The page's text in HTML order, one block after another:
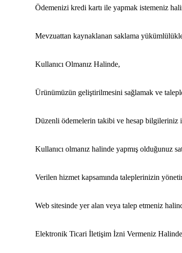
Ödemenizi kredi kartı ile yapmak istemeniz
Mevzuattan kaynaklanan saklama
Kullanıcı Olmanız Halinde,
Ürünümüzün geliştirilmesini sağlamak ve
Düzenli ödemelerin takibi ve hesap bilgileriniz
Kullanıcı olmanız halinde yapmış olduğunuz
Verilen hizmet kapsamında taleplerinizin
Web sitesinde yer alan veya talep etmeniz
Elektronik Ticari İletişim İzni Vermeniz Halinde